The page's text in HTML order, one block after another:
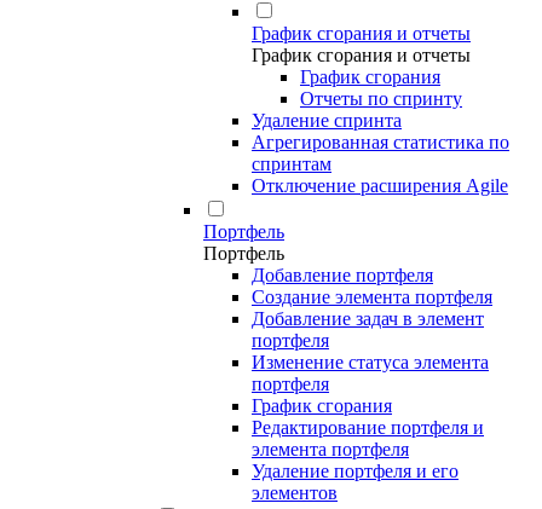
График сгорания и отчеты
График сгорания и отчеты
График сгорания
Отчеты по спринту
Удаление спринта
Агрегированная статистика по
спринтам
Отключение расширения Agile
Портфель
Портфель
Добавление портфеля
Создание элемента портфеля
Добавление задач в элемент
портфеля
Изменение статуса элемента
портфеля
График сгорания
Редактирование портфеля и
элемента портфеля
Удаление портфеля и его
элементов